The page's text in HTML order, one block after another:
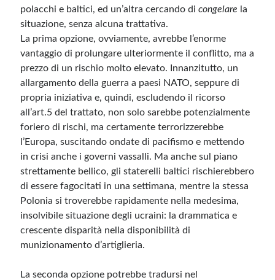
polacchi e baltici, ed un’altra cercando dicongelare la
situazione, senza alcuna trattativa.
La prima opzione, ovviamente, avrebbe l’enorme
vantaggio di prolungare ulteriormente il conflitto, ma a
prezzo di un rischio molto elevato. Innanzitutto, un
allargamento della guerra a paesi NATO, seppure di
propria iniziativa e, quindi, escludendo il ricorso
all’art.5 del trattato, non solo sarebbe potenzialmente
foriero di rischi, ma certamente terrorizzerebbe
l’Europa, suscitando ondate di pacifismo e mettendo
in crisi anche i governi vassalli. Ma anche sul piano
strettamente bellico, gli staterelli baltici rischierebbero
di essere fagocitati in una settimana, mentre la stessa
Polonia si troverebbe rapidamente nella medesima,
insolvibile situazione degli ucraini: la drammatica e
crescente disparità nella disponibilità di
munizionamento d’artiglieria.
La seconda opzione potrebbe tradursi nel